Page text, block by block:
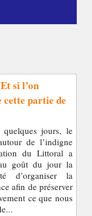
si l’on
partie de
quelques jours, le
de l’indigne
du Littoral a
goût du jour la
d’organiser la
afin de préserver
ce que nous